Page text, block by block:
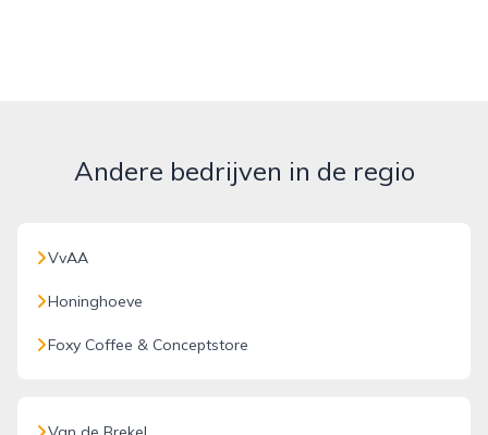
Andere bedrijven in de regio
VvAA
Honinghoeve
Foxy Coffee & Conceptstore